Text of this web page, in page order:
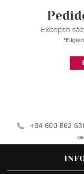
+34 600 862